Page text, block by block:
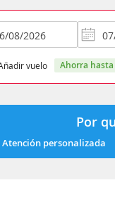
vuelo ahorra
Por
Atención personalizada